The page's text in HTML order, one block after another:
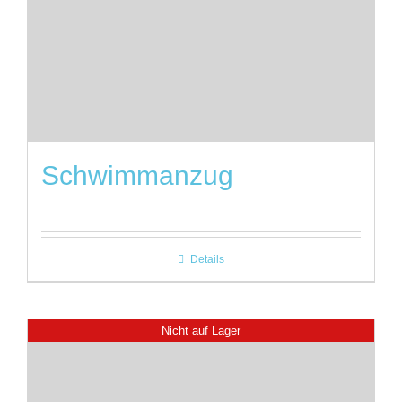
Schwimmanzug
Details
Nicht auf Lager